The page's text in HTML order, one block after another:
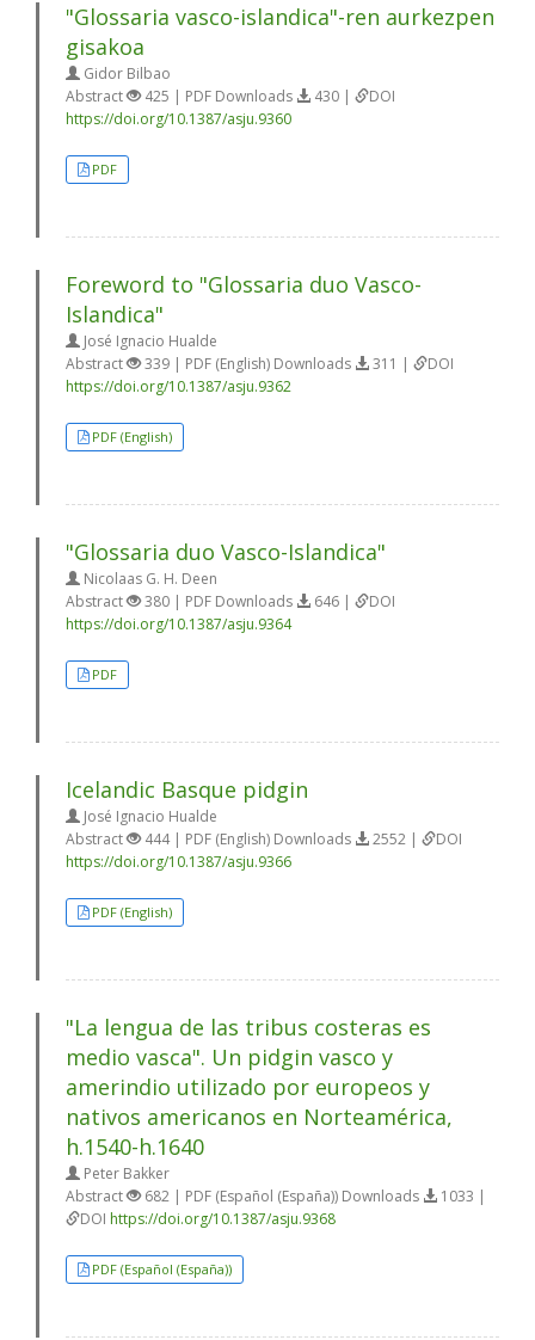
"Glossaria vasco-islandica"-ren aurkezpen
gisakoa
Gidor Bilbao
Abstract
425 | PDF Downloads 430 |
DOI
https://doi.org/10.1387/asju.9360
PDF
Foreword to "Glossaria duo Vasco-
Islandica"
José Ignacio Hualde
Abstract
339 | PDF (English) Downloads 311 |
DOI
https://doi.org/10.1387/asju.9362
PDF (English)
"Glossaria duo Vasco-Islandica"
Nicolaas G. H. Deen
Abstract
380 | PDF Downloads 646 |
DOI
https://doi.org/10.1387/asju.9364
PDF
Icelandic Basque pidgin
José Ignacio Hualde
Abstract
444 | PDF (English) Downloads 2552 |
DOI
https://doi.org/10.1387/asju.9366
PDF (English)
"La lengua de las tribus costeras es
medio vasca". Un pidgin vasco y
amerindio utilizado por europeos y
nativos americanos en Norteamérica,
h.1540-h.1640
Peter Bakker
Abstract
682 | PDF (Español (España)) Downloads
1033 |
DOI https://doi.org/10.1387/asju.9368
PDF (Español (España))